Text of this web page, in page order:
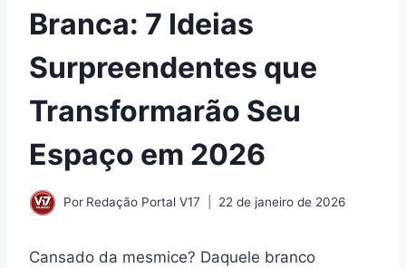
Branca: 7 Ideias
Surpreendentes que
Transformarão Seu
Espaço em 2026
Por Redação Portal V17 22 de janeiro de 2026
Cansado da mesmice? Daquele branco